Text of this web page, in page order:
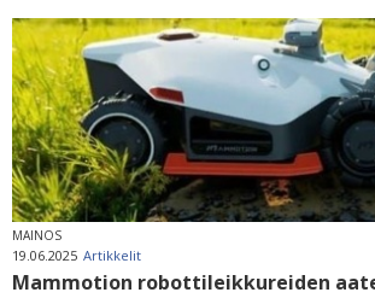
MAINOS
19.06.2025 Artikkelit
Mammotion robottileikkureiden